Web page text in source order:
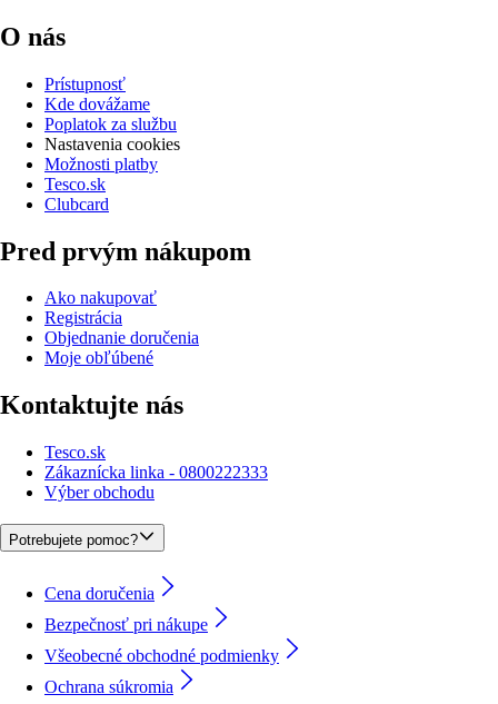
O nás
Prístupnosť
Kde dovážame
Poplatok za službu
Nastavenia cookies
Možnosti platby
Tesco.sk
Clubcard
Pred prvým nákupom
Ako nakupovať
Registrácia
Objednanie doručenia
Moje obľúbené
Kontaktujte nás
Tesco.sk
Zákaznícka linka - 0800222333
Výber obchodu
Potrebujete pomoc?
Cena doručenia
Bezpečnosť pri nákupe
Všeobecné obchodné podmienky
Ochrana súkromia